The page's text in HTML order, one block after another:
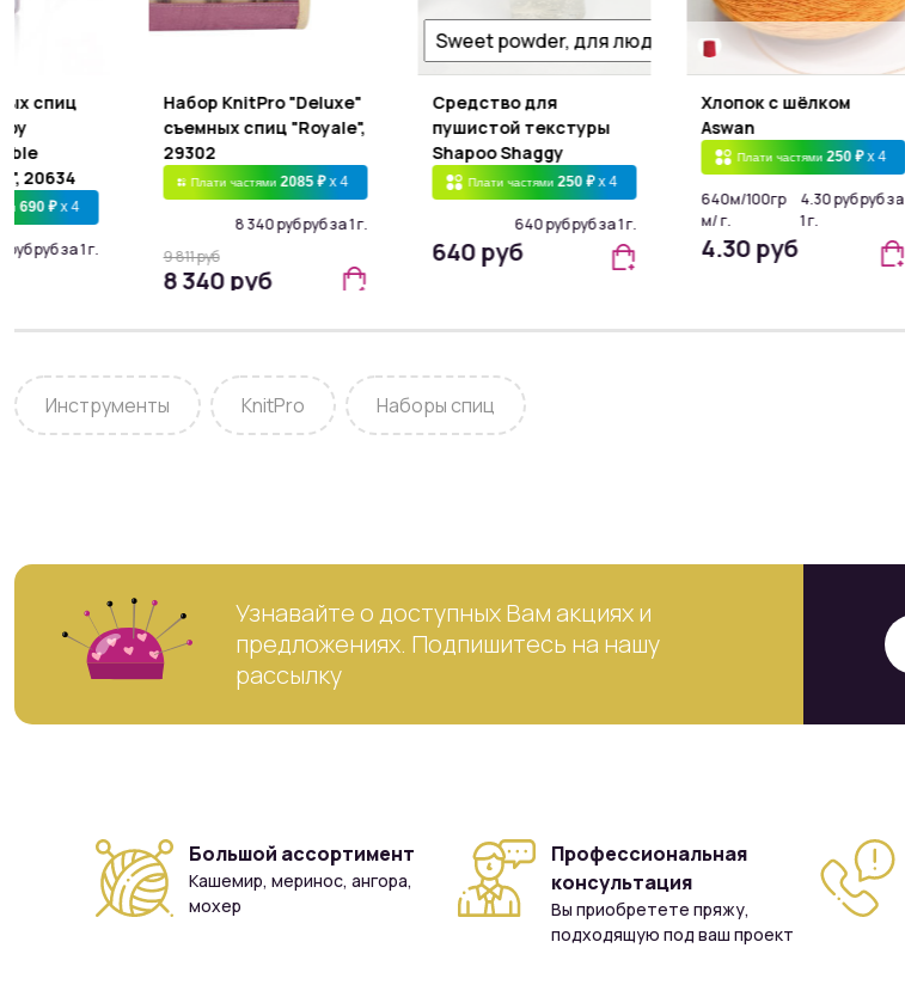
спиц
20634
690 ₽ x 4
руб за 1 г.
Набор KnitPro "Deluxe"
съемных спиц "Royale",
29302
Плати частями2085 ₽ x 4
8 340 руб руб за 1 г.
9 811 руб
8 340 руб
Средство для
пушистой текстуры
Shapoo Shaggy
Плати частями250 ₽ x 4
640 руб руб за 1 г.
640 руб
Хлопок с шёлком
Aswan
Плати частями250 ₽ x 4
640м/100гр
м/ г.
4.30 руб руб за
1 г.
4.30 руб
Инструменты KnitPro Наборы спиц
Узнавайте о доступных Вам акциях и
предложениях. Подпишитесь на нашу
рассылку
Большой ассортимент
Кашемир, меринос, ангора,
мохер
Профессиональная
консультация
Вы приобретете пряжу,
подходящую под ваш проект